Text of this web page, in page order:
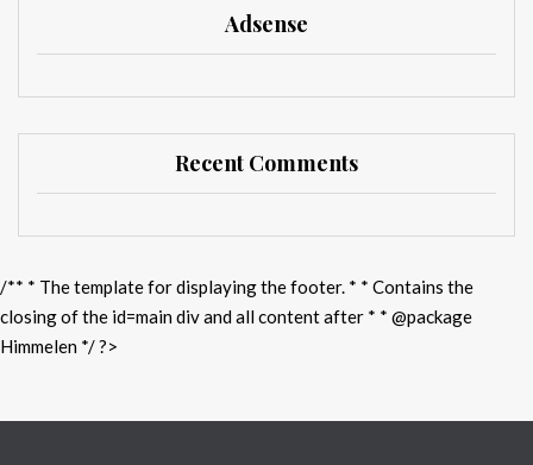
Adsense
Recent Comments
/** * The template for displaying the footer. * * Contains the
closing of the id=main div and all content after * * @package
Himmelen */ ?>